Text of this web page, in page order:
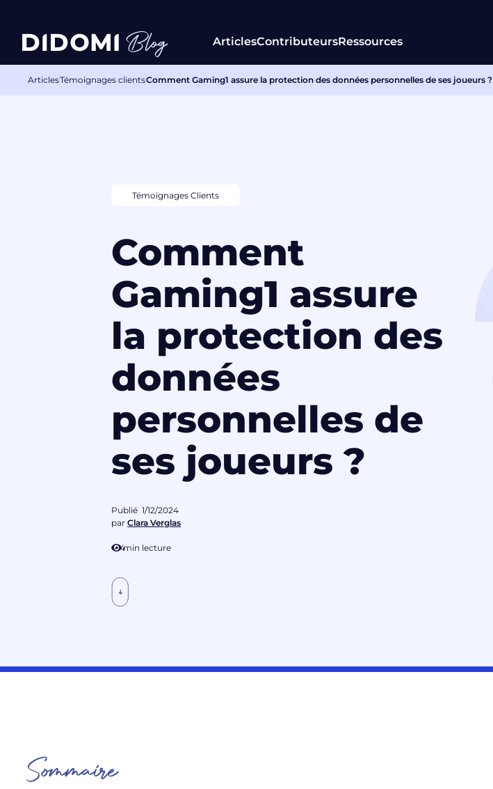
ArticlesContributeursRessources
ArticlesTémoignages clientsComment Gaming1 assure la protection des données personnelles de ses joueurs ?
Témoignages Clients
Comment
Gaming1 assure
la protection des
données
personnelles de
ses joueurs ?
Publié 1/12/2024
par Clara Verglas
4min lecture
Sommaire